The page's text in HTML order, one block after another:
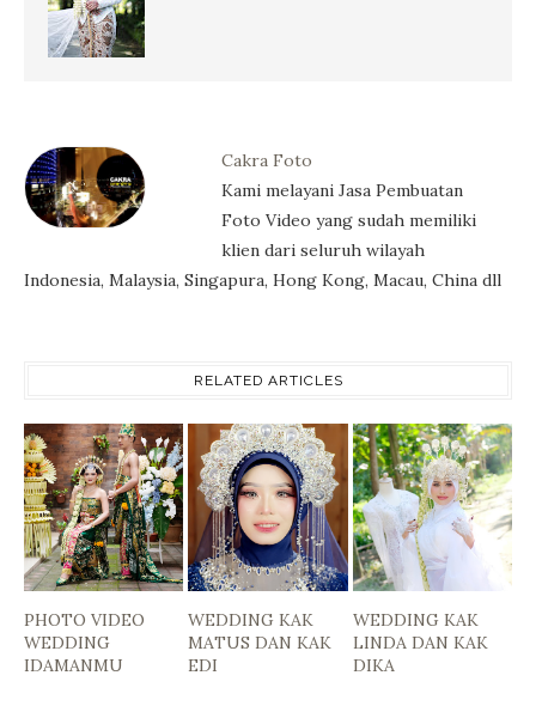
Cakra Foto
Kami melayani Jasa Pembuatan
Foto Video yang sudah memiliki
klien dari seluruh wilayah
Indonesia, Malaysia, Singapura, Hong Kong, Macau, China dll
RELATED ARTICLES
PHOTO VIDEO
WEDDING
IDAMANMU
WEDDING KAK
MATUS DAN KAK
EDI
WEDDING KAK
LINDA DAN KAK
DIKA